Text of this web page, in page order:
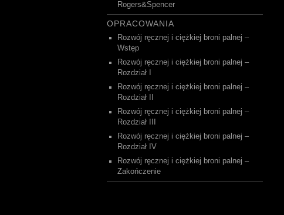
Rogers&Spencer
OPRACOWANIA
Rozwój ręcznej i ciężkiej broni palnej –
Wstęp
Rozwój ręcznej i ciężkiej broni palnej –
Rozdział I
Rozwój ręcznej i ciężkiej broni palnej –
Rozdział II
Rozwój ręcznej i ciężkiej broni palnej –
Rozdział III
Rozwój ręcznej i ciężkiej broni palnej –
Rozdział IV
Rozwój ręcznej i ciężkiej broni palnej –
Zakończenie